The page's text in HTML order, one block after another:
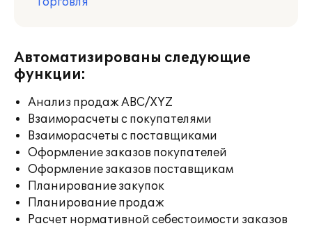
Автоматизированы следующие
функции:
Анализ продаж ABC/XYZ
Взаиморасчеты с покупателями
Взаиморасчеты с поставщиками
Оформление заказов покупателей
Оформление заказов поставщикам
Планирование закупок
Планирование продаж
Расчет нормативной себестоимости заказов